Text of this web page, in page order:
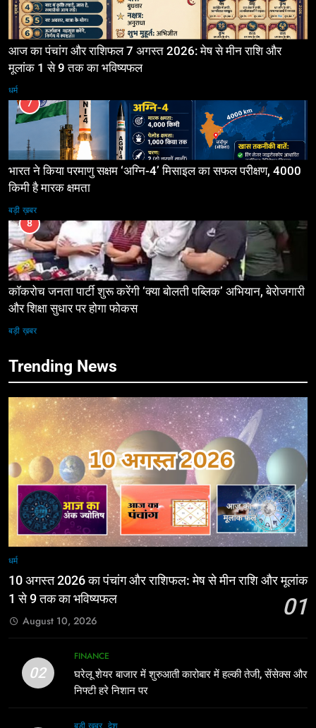
आज का पंचांग और राशिफल 7 अगस्त 2026: मेष से मीन राशि और
मूलांक 1 से 9 तक का भविष्यफल
धर्म
7
भारत ने किया परमाणु सक्षम ‘अग्नि-4’ मिसाइल का सफल परीक्षण, 4000
किमी है मारक क्षमता
बड़ी ख़बर
8
कॉकरोच जनता पार्टी शुरू करेंगी ‘क्या बोलती पब्लिक’ अभियान, बेरोजगारी
और शिक्षा सुधार पर होगा फोकस
बड़ी ख़बर
Trending News
धर्म
10 अगस्त 2026 का पंचांग और राशिफल: मेष से मीन राशि और मूलांक
1 से 9 तक का भविष्यफल
01
August 10, 2026
02
FINANCE
घरेलू शेयर बाजार में शुरुआती कारोबार में हल्की तेजी, सेंसेक्स और
निफ्टी हरे निशान पर